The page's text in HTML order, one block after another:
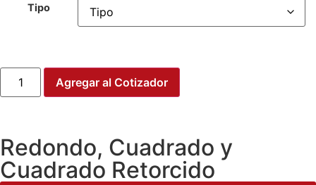
Tipo
Agregar al Cotizador
Redondo, Cuadrado y
Cuadrado Retorcido